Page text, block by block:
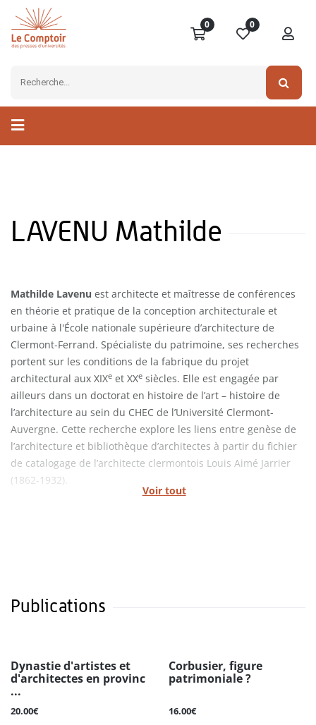
0 0
LAVENU Mathilde
Voir tout
Mathilde Lavenu est architecte et maîtresse de conférences
en théorie et pratique de la conception architecturale et
urbaine à l'École nationale supérieure d’architecture de
Clermont-Ferrand. Spécialiste du patrimoine, ses recherches
portent sur les conditions de la fabrique du projet
architectural aux XIXe et XXe siècles. Elle est engagée par
ailleurs dans un doctorat en histoire de l’art – histoire de
l’architecture au sein du CHEC de l’Université Clermont-
Auvergne. Cette recherche explore les liens entre genèse de
l’architecture et bibliothèque d’architectes à partir du fichier
de catalogage de l’architecte clermontois Louis Aimé Jarrier
(1862-1932).
Publications
Dynastie d'artistes et
d'architectes en provinc
...
20.00€
Corbusier, figure
patrimoniale ?
16.00€